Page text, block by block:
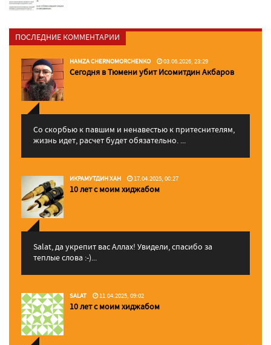
ПОСЛЕДНИЕ КОММЕНТАРИИ
HAMZA CHERNOMORCHENKO 03.06.2026, 23:29
Сегодня в Тюмени убит Исомитдин Акбаров
Со скорбью к павшим и ненавестью к притеснителям,
жизнь идет, расчет будет обязательно. ...
ИКРАМУТДИН ХАН 17.04.2025, 00:27
10 лет с моим хиджабом
Salat, да укрепит вас Аллаx! Увидели, спасибо за
теплые слова :-)...
SALAT 11.04.2025, 09:02
10 лет с моим хиджабом